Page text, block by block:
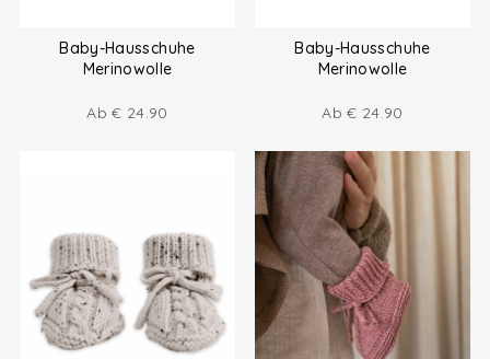
Baby-Hausschuhe
Merinowolle
Ab€ 24.90
Baby-Hausschuhe
Merinowolle
Ab€ 24.90